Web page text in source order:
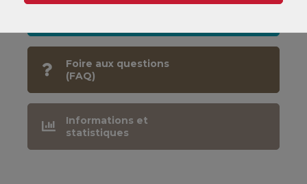
CNAM
Foire aux questions
(FAQ)
Informations et
statistiques